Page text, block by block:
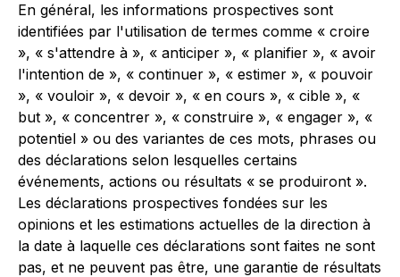
En général, les informations prospectives sont
identifiées par l'utilisation de termes comme « croire
», « s'attendre à », « anticiper », « planifier », « avoir
l'intention de », « continuer », « estimer », « pouvoir
», « vouloir », « devoir », « en cours », « cible », «
but », « concentrer », « construire », « engager », «
potentiel » ou des variantes de ces mots, phrases ou
des déclarations selon lesquelles certains
événements, actions ou résultats « se produiront ».
Les déclarations prospectives fondées sur les
opinions et les estimations actuelles de la direction à
la date à laquelle ces déclarations sont faites ne sont
pas, et ne peuvent pas être, une garantie de résultats